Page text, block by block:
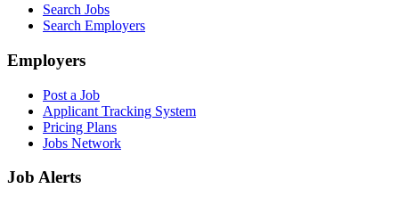
Search Jobs
Search Employers
Employers
Post a Job
Applicant Tracking System
Pricing Plans
Jobs Network
Job Alerts